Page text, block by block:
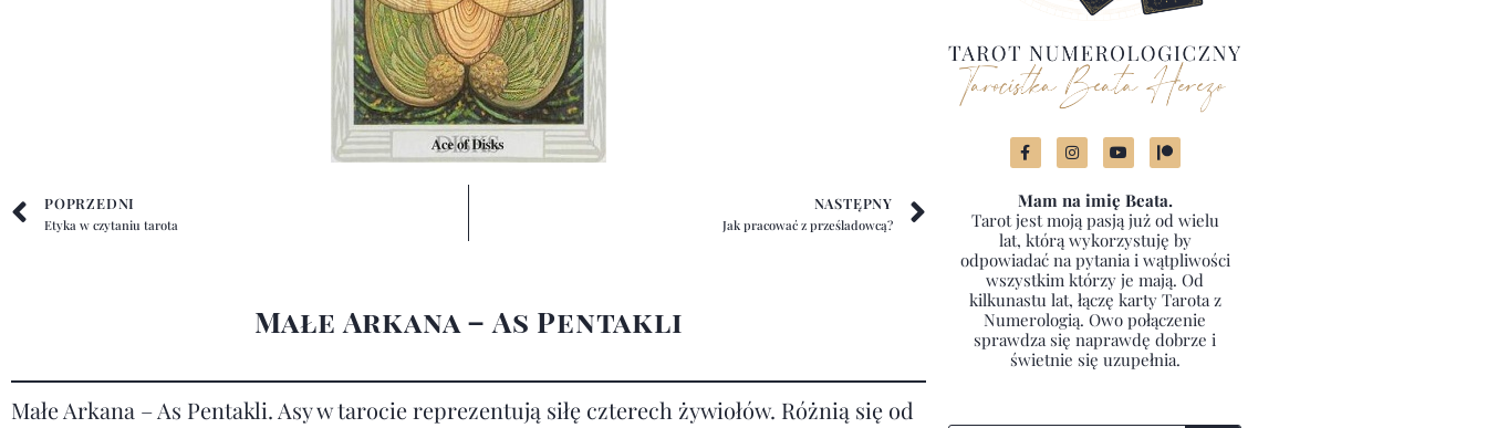
POPRZEDNI
Etyka w czytaniu tarota
NASTĘPNY
Jak pracować z prześladowcą?
Małe Arkana – As Pentakli
Małe Arkana – As Pentakli. Asy w tarocie reprezentują siłę czterech żywiołów. Różnią się od
Mam na imię Beata.
Tarot jest moją pasją już od wielu
lat, którą wykorzystuję by
odpowiadać na pytania i wątpliwości
wszystkim którzy je mają. Od
kilkunastu lat, łączę karty Tarota z
Numerologią. Owo połączenie
sprawdza się naprawdę dobrze i
świetnie się uzupełnia.